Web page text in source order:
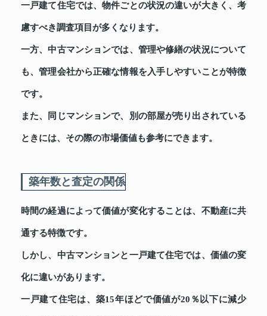
一戸建て住宅では、物件ごとの状況の違いが大きく、考
慮すべき調査項目が多くなります。
一方、中古マンションでは、管理や修繕の状況について
も、管理会社から正確な情報を入手しやすいことが特徴
です。
また、同じマンションで、別の部屋が売り出されている
ときには、その際の市場価値も参考にできます。
築年数と査定の関係
時間の経過によって価値が変化することは、不動産に共
通する特徴です。
しかし、中古マンションと一戸建て住宅では、価値の変
化に違いがあります。
一戸建て住宅は、築15年ほどで価値が20％以下に減少